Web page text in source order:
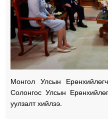
Монгол Улсын
Солонгос Улсын
уулзалт хийлээ.